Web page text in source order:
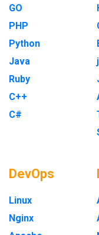
GO
PHP
Python
Java
Ruby
C++
C#
DevOps
Linux
Nginx